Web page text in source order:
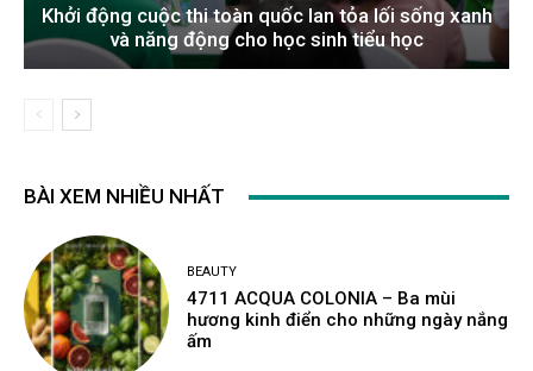
Khởi động cuộc thi toàn quốc lan tỏa lối sống xanh
và năng động cho học sinh tiểu học
BÀI XEM NHIỀU NHẤT
BEAUTY
4711 ACQUA COLONIA – Ba mùi
hương kinh điển cho những ngày nắng
ấm